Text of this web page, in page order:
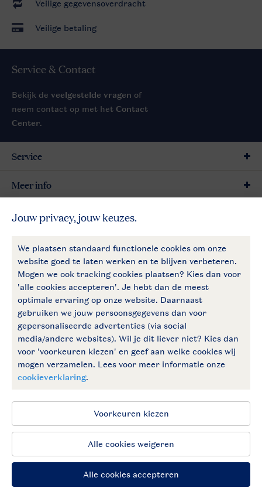
Veilige gegevensoverdracht
Veilige betaling
Service & Contact
Bekijk de veelgestelde vragen of
neem contact op met het Contact
Center.
Follow Us
facebookinstagram
Vakantietips & inspiratie?
Service
Meer info
Meer Landal
Algemene voorwaarden Privacy notice
Toegankelijkheid © 2026 Landal